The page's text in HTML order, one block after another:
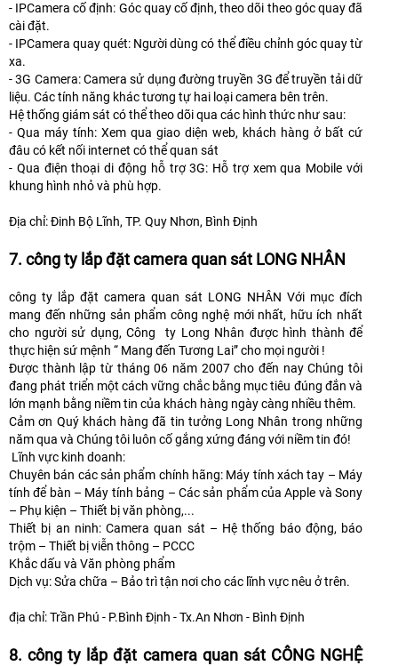
- IPCamera cố định: Góc quay cố định, theo dõi theo góc quay đã
cài đặt.
- IPCamera quay quét: Người dùng có thể điều chỉnh góc quay từ
xa.
- 3G Camera: Camera sử dụng đường truyền 3G để truyền tải dữ
liệu. Các tính năng khác tương tự hai loại camera bên trên.
Hệ thống giám sát có thể theo dõi qua các hình thức như sau:
- Qua máy tính: Xem qua giao diện web, khách hàng ở bất cứ
đâu có kết nối internet có thể quan sát
- Qua điện thoại di động hỗ trợ 3G: Hỗ trợ xem qua Mobile với
khung hình nhỏ và phù hợp.
Địa chỉ: Đinh Bộ Lĩnh, TP. Quy Nhơn, Bình Định
7. công ty lắp đặt camera quan sát LONG NHÂN
công ty lắp đặt camera quan sát LONG NHÂN Với mục đích
mang đến những sản phẩm công nghệ mới nhất, hữu ích nhất
cho người sử dụng, Công ty Long Nhân được hình thành để
thực hiện sứ mệnh “ Mang đến Tương Lai” cho mọi người !
Được thành lập từ tháng 06 năm 2007 cho đến nay Chúng tôi
đang phát triển một cách vững chắc bằng mục tiêu đúng đắn và
lớn mạnh bằng niềm tin của khách hàng ngày càng nhiều thêm.
Cảm ơn Quý khách hàng đã tin tưởng Long Nhân trong những
năm qua và Chúng tôi luôn cố gắng xứng đáng với niềm tin đó!
Lĩnh vực kinh doanh:
Chuyên bán các sản phẩm chính hãng: Máy tính xách tay – Máy
tính để bàn – Máy tính bảng – Các sản phẩm của Apple và Sony
– Phụ kiện – Thiết bị văn phòng,...
Thiết bị an ninh: Camera quan sát – Hệ thống báo động, báo
trộm – Thiết bị viễn thông – PCCC
Khắc dấu và Văn phòng phẩm
Dịch vụ: Sửa chữa – Bảo trì tận nơi cho các lĩnh vực nêu ở trên.
địa chỉ: Trần Phú - P.Bình Định - Tx.An Nhơn - Bình Định
8. công ty lắp đặt camera quan sát CÔNG NGHỆ